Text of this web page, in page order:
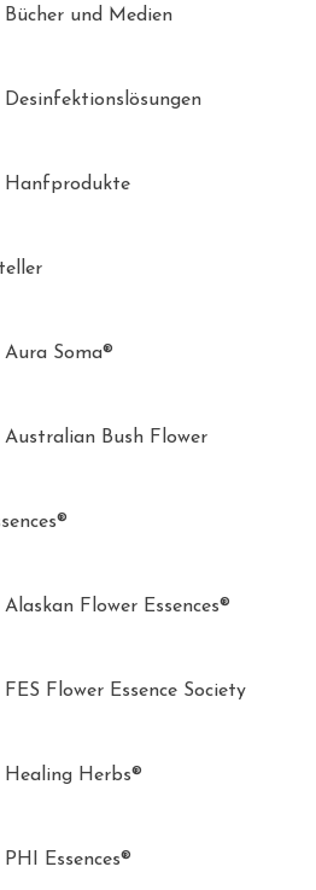
Bücher und Medien
Desinfektionslösungen
Hanfprodukte
Aura Soma®
Australian Bush Flower
Alaskan Flower Essences®
FES Flower Essence Society
Healing Herbs®
PHI Essences®